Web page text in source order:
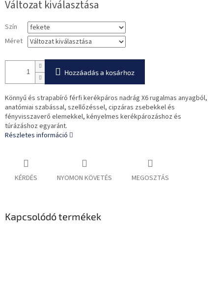
Változat kiválasztása
Szín
Méret
Hozzáadás a kosárhoz
Könnyű és strapabíró férfi kerékpáros nadrág X6 rugalmas anyagból,
anatómiai szabással, szellőzéssel, cipzáras zsebekkel és
fényvisszaverő elemekkel, kényelmes kerékpározáshoz és
túrázáshoz egyaránt.
Részletes információ
KÉRDÉS NYOMON KÖVETÉS MEGOSZTÁS
Kapcsolódó termékek